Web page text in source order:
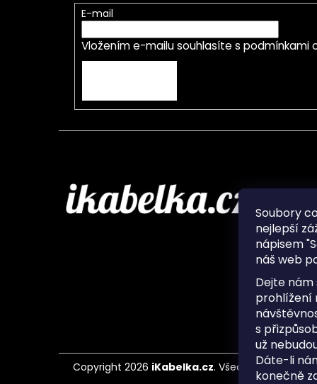
Soubory
nejlepší
nápisem
náš web
Dejte
prohlížení
s
už
Dáte-li
konečně
E-mail
Vložením e-mailu souhlasíte s podmínkami
O nás
Často
Copyright 2026 iKabelka.cz. Všechna práva